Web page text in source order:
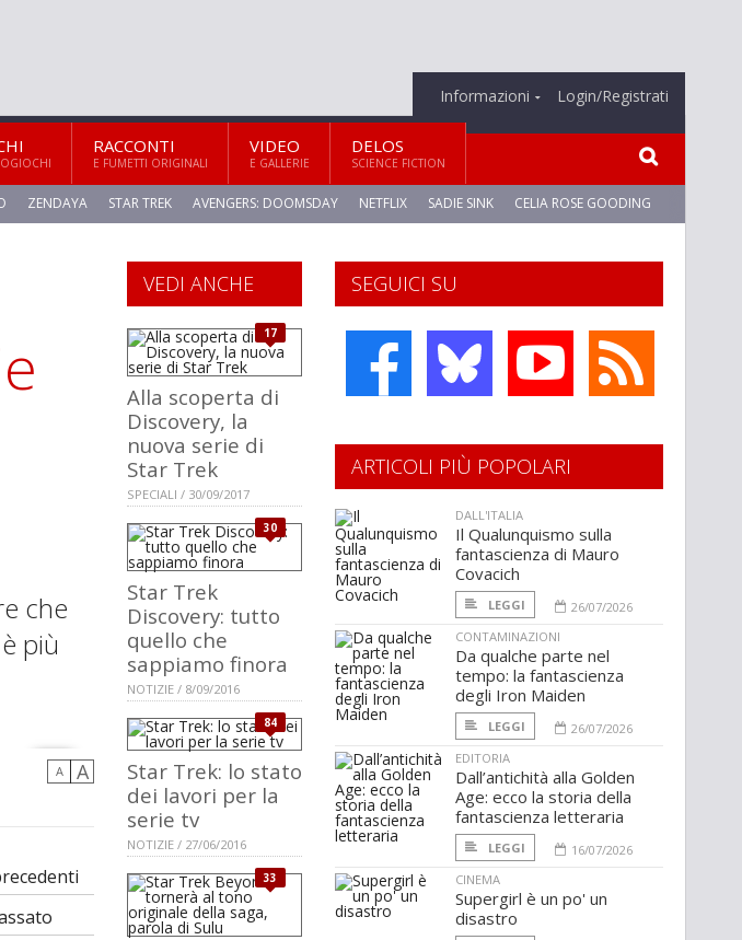
Informazioni Login/Registrati
RACCONTI
E FUMETTI ORIGINALI
VIDEO
E GALLERIE
DELOS
SCIENCE FICTION
ZENDAYA STAR TREK AVENGERS: DOOMSDAY NETFLIX SADIE SINK CELIA ROSE GOODING
che
più
A A
SEGUICI SU
VEDI ANCHE
17
Alla scoperta di
Discovery, la
nuova serie di
Star Trek
SPECIALI / 30/09/2017
30
Star Trek
Discovery: tutto
quello che
sappiamo finora
NOTIZIE / 8/09/2016
84
Star Trek: lo stato
dei lavori per la
serie tv
NOTIZIE / 27/06/2016
33
ARTICOLI PIÙ POPOLARI
DALL'ITALIA
Il Qualunquismo sulla
fantascienza di Mauro
Covacich
LEGGI
26/07/2026
CONTAMINAZIONI
Da qualche parte nel
tempo: la fantascienza
degli Iron Maiden
LEGGI
26/07/2026
EDITORIA
Dall’antichità alla Golden
Age: ecco la storia della
fantascienza letteraria
LEGGI
16/07/2026
CINEMA
Supergirl è un po' un
disastro